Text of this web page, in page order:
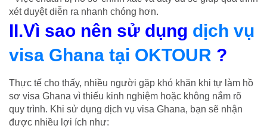
xét duyệt diễn ra nhanh chóng hơn.
II.Vì sao nên sử dụng dịch vụ
visa Ghana tại OKTOUR ?
Thực tế cho thấy, nhiều người gặp khó khăn khi tự làm hồ
sơ visa Ghana vì thiếu kinh nghiệm hoặc không nắm rõ
quy trình. Khi sử dụng dịch vụ visa Ghana, bạn sẽ nhận
được nhiều lợi ích như: